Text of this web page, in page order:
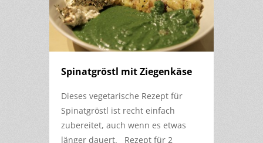
Spinatgröstl mit Ziegenkäse
Dieses vegetarische Rezept für
Spinatgröstl ist recht einfach
zubereitet, auch wenn es etwas
länger dauert. Rezept für 2